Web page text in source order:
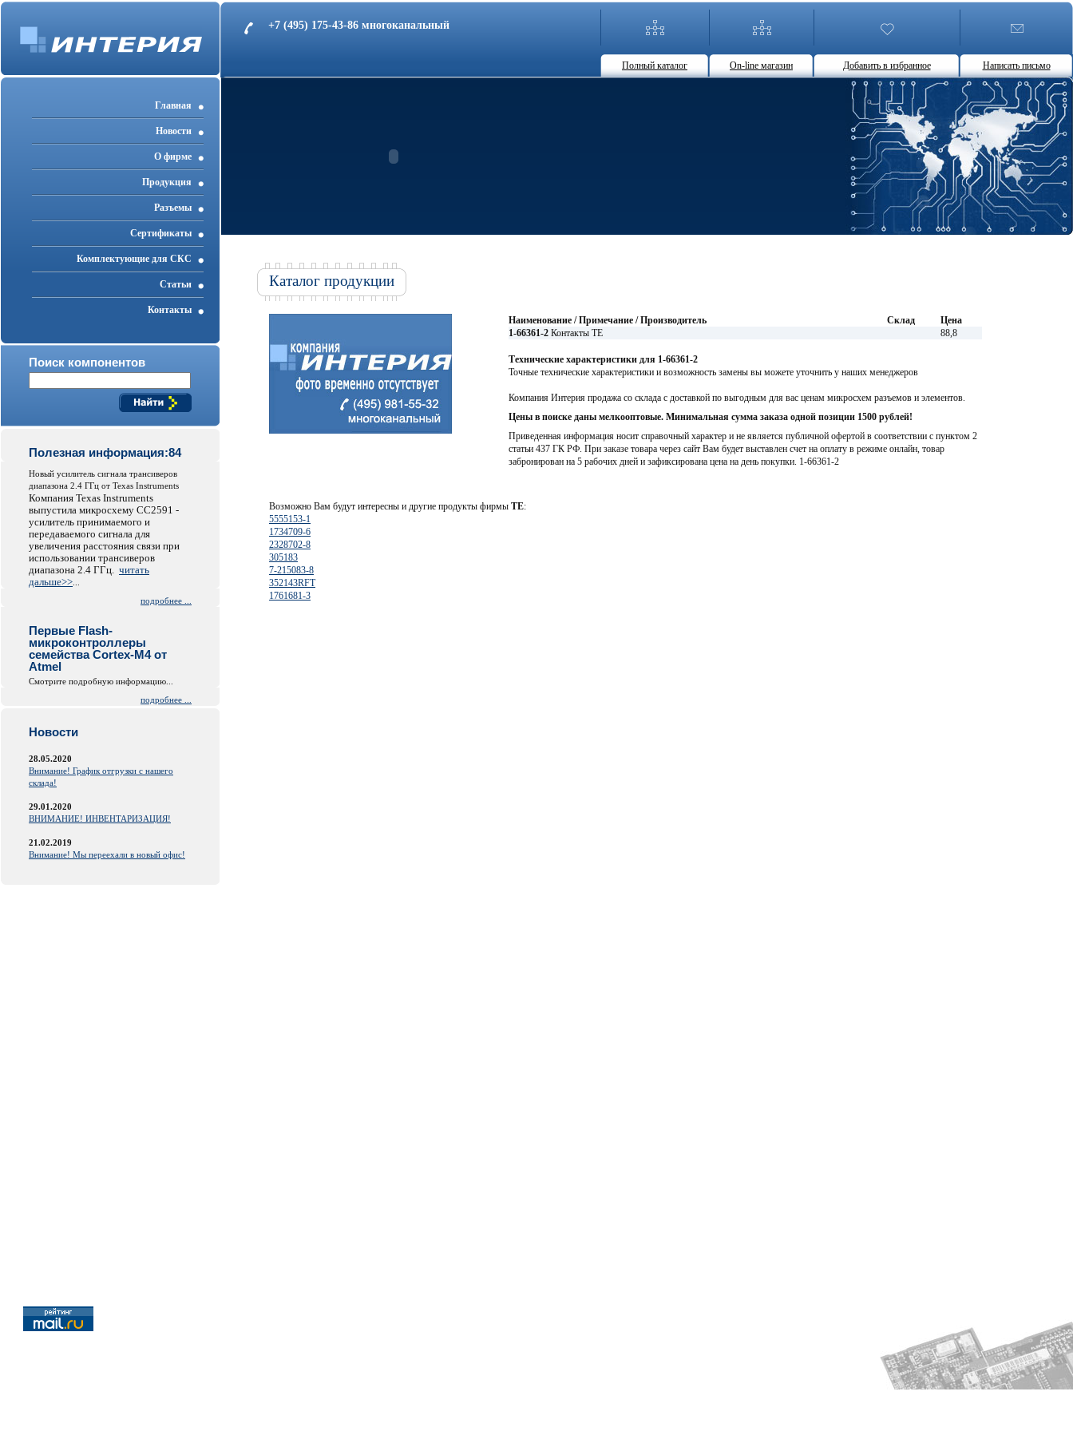
+7 (495) 175-43-86 многоканальный
Полный каталог On-line магазин Добавить в избранное Написать письмо
Главная
Новости
О фирме
Продукция
Разъемы
Cертификаты
Комплектующие для СКС
Статьи
Контакты
Поиск компонентов
Полезная информация:84
Новый усилитель сигнала трансиверов
диапазона 2.4 ГГц от Texas Instruments
Компания Texas Instruments
выпустила микросхему СС2591 -
усилитель принимаемого и
передаваемого сигнала для
увеличения расстояния связи при
использовании трансиверов
диапазона 2.4 ГГц. читать
дальше>>
подробнее ...
Первые Flash-
микроконтроллеры
семейства Cortex-M4 от
Atmel
Смотрите подробную информацию...
подробнее ...
Новости
28.05.2020
Внимание! График отгрузки с нашего
склада!
29.01.2020
ВНИМАНИЕ! ИНВЕНТАРИЗАЦИЯ!
21.02.2019
Внимание! Мы переехали в новый офис!
Каталог продукции
Наименование / Примечание / Производитель Склад
Цена
1-66361-2 Контакты TE 88,8
Технические характеристики для 1-66361-2
Точные технические характеристики и возможность замены вы можете уточнить у наших менеджеров
Компания Интерия продажа со склада с доставкой по выгодным для вас ценам микросхем разъемов и элементов.
Цены в поиске даны мелкооптовые. Минимальная сумма заказа одной позиции 1500 рублей!
Приведенная информация носит справочный характер и не является публичной офертой в соответствии с пунктом 2
статьи 437 ГК РФ. При заказе товара через сайт Вам будет выставлен счет на оплату в режиме онлайн, товар
забронирован на 5 рабочих дней и зафиксирована цена на день покупки. 1-66361-2
Возможно Вам будут интересны и другие продукты фирмы TE:
5555153-1
1734709-6
2328702-8
305183
7-215083-8
352143RFT
1761681-3